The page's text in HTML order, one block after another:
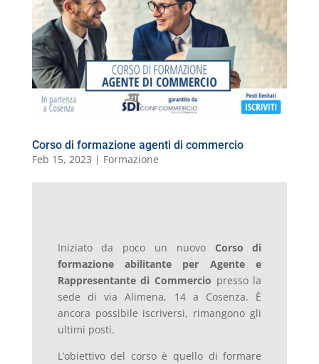
Corso di formazione agenti di commercio
Feb 15, 2023 | Formazione
Iniziato da poco un nuovo Corso di
formazione abilitante per Agente e
Rappresentante di Commercio presso la
sede di via Alimena, 14 a Cosenza. È
ancora possibile iscriversi, rimangono gli
ultimi posti.
L’obiettivo del corso è quello di formare